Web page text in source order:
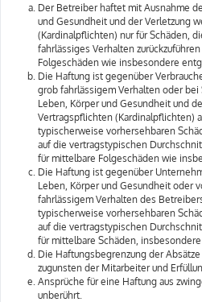
Der Betreiber haftet mit Ausnahme
und Gesundheit und der Verletzung
(Kardinalpflichten) nur für Schäden,
fahrlässiges Verhalten
Folgeschäden wie insbesondere
Die Haftung ist gegenüber
grob fahrlässigem Verhalten oder bei
Leben, Körper und Gesundheit und
Vertragspflichten (Kardinalpflichten)
typischerweise vorhersehbaren
auf die vertragstypischen
für mittelbare Folgeschäden wie
Die Haftung ist gegenüber
Leben, Körper und Gesundheit oder
fahrlässigem Verhalten des
typischerweise vorhersehbaren
auf die vertragstypischen
für mittelbare Schäden,
Die Haftungsbegrenzung der
zugunsten der Mitarbeiter und
Ansprüche für eine Haftung aus
unberührt.